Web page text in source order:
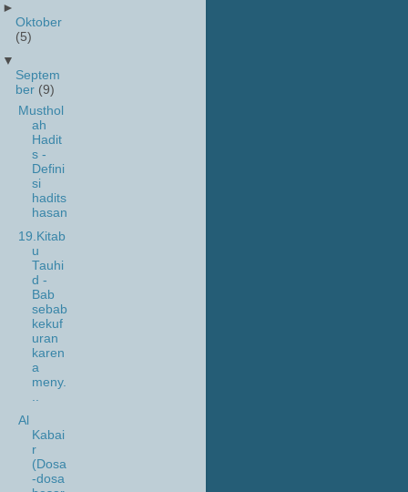
►
Oktober
(5)
▼
Septem
ber (9)
Musthol
ah
Hadit
s -
Defini
si
hadits
hasan
19.Kitab
u
Tauhi
d -
Bab
sebab
kekuf
uran
karen
a
meny.
..
Al
Kabai
r
(Dosa
-dosa